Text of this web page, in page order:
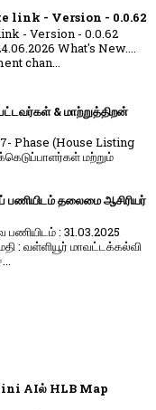
link - Version - 0.0.62
- Version - 0.0.62
What's New....
chan...
& மாற்றுத்திறன்
Phase (House Listing
மற்றும்
பணியிடம் தலைமை ஆசிரியர்
: 31.03.2025
: வள்ளியூர் மாவட்டக்கல்வி
AIல் HLB Map